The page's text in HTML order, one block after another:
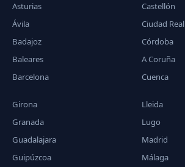
Asturias
Ávila
Badajoz
Baleares
Barcelona
Castellón
Ciudad Real
Córdoba
A Coruña
Cuenca
Girona
Granada
Guadalajara
Guipúzcoa
Lleida
Lugo
Madrid
Málaga